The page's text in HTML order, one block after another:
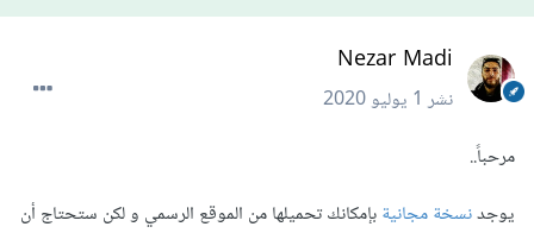
Nezar Madi
نشر1 يوليو 2020
مرحباً..
يوجدنسخة مجانيةبإمكانك تحميلها من الموقع الرسمي و لكن ستحتاج أن